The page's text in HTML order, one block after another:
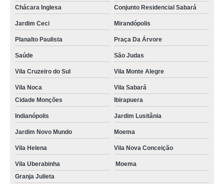
Chácara Inglesa
Conjunto Residencial Sabará
Jardim Ceci Mirandópolis
Planalto Paulista Praça Da Árvore
Saúde São Judas
Vila Cruzeiro do Sul Vila Monte Alegre
Vila Noca
Vila Sabará
Cidade Monções
Ibirapuera
Indianópolis Jardim Lusitânia
Jardim Novo Mundo Moema
Vila Helena Vila Nova Conceição
Vila Uberabinha
Moema
Granja Julieta